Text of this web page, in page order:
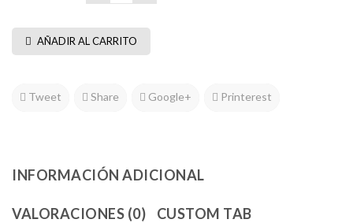
AÑADIR AL CARRITO
Tweet Share Google+ Printerest
INFORMACIÓN ADICIONAL
VALORACIONES (0) CUSTOM TAB